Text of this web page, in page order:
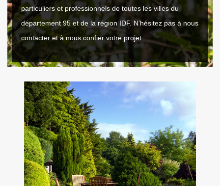
particuliers et professionnels de toutes les villes du
département 95 et de la région IDF. N’hésitez pas à nous
contacter et à nous confier votre projet.